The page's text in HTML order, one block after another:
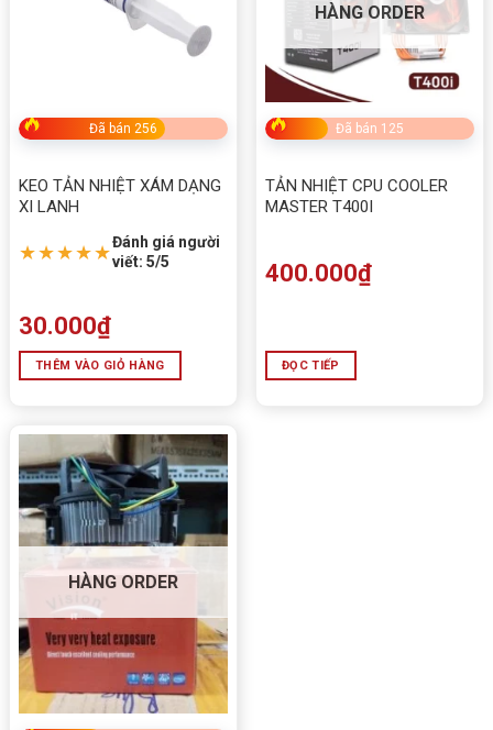
Đã bán 256
KEO TẢN NHIỆT XÁM DẠNG
XI LANH
★★★★★Đánh giá người
viết: 5/5
30.000₫
THÊM VÀO GIỎ HÀNG
HÀNG ORDER
Đã bán 125
TẢN NHIỆT CPU COOLER
MASTER T400I
400.000₫
ĐỌC TIẾP
HÀNG ORDER